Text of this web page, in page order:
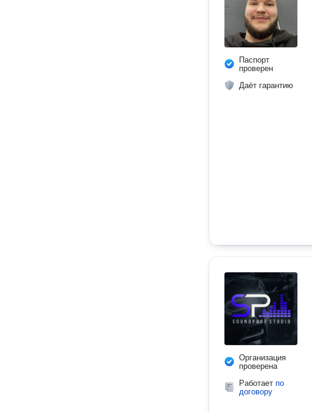
Паспорт
проверен
Даёт гарантию
Организация
проверена
Работает по
договору